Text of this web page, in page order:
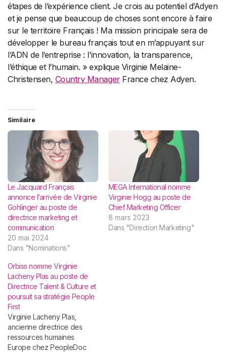
étapes de l’expérience client. Je crois au potentiel d’Adyen
et je pense que beaucoup de choses sont encore à faire
sur le territoire Français ! Ma mission principale sera de
développer le bureau français tout en m’appuyant sur
l’ADN de l’entreprise : l’innovation, la transparence,
l’éthique et l’humain. » explique Virginie Melaine-
Christensen, Country ManagerFrance chez Adyen.
Similaire
Le Jacquard Français
annonce l’arrivée de Virginie
Gohlinger au poste de
directrice marketing et
communication
20 mai 2024
Dans "Nominations"
MEGA International nomme
Virginie Hogg au poste de
Chief Marketing Officer
8 mars 2023
Dans "Direction Marketing"
Orbiss nomme Virginie
Lacheny Plas au poste de
Directrice Talent & Culture et
poursuit sa stratégie People
First
Virginie Lacheny Plas,
ancienne directrice des
ressources humaines
Europe chez PeopleDoc